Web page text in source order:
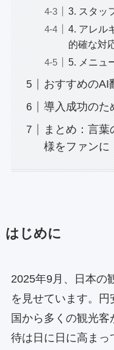
3. スタッ
4. アレル
的確な対
5. メニュ
おすすめのAI
導入成功のた
まとめ：言
様をファンに
はじめに
2025年9月、日本の
を見せています。
国から多くの観光
待は日に日に高まっ